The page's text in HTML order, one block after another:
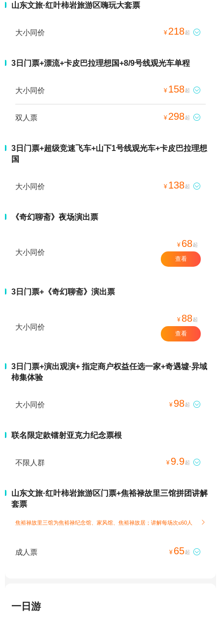
山东文旅·红叶柿岩旅游区嗨玩大套票
大小同价 ¥ 218起 
3日门票+漂流+卡皮巴拉理想国+8/9号线观光车单程
大小同价 ¥ 158起 
双人票 ¥ 298起 
3日门票+超级竞速飞车+山下1号线观光车+卡皮巴拉理想
国
大小同价 ¥ 138起 
《奇幻聊斋》夜场演出票
大小同价
¥ 68起
查看
3日门票+《奇幻聊斋》演出票
大小同价
¥ 88起
查看
3日门票+演出观演+ 指定商户权益任选一家+奇遇墟·异域
柿集体验
大小同价 ¥ 98起 
联名限定款镭射亚克力纪念票根
不限人群 ¥ 9.9起 
山东文旅·红叶柿岩旅游区门票+焦裕禄故里三馆拼团讲解
套票
焦裕禄故里三馆为焦裕禄纪念馆、家风馆、焦裕禄故居；讲解每场次≤60人 
成人票 ¥ 65起 
一日游